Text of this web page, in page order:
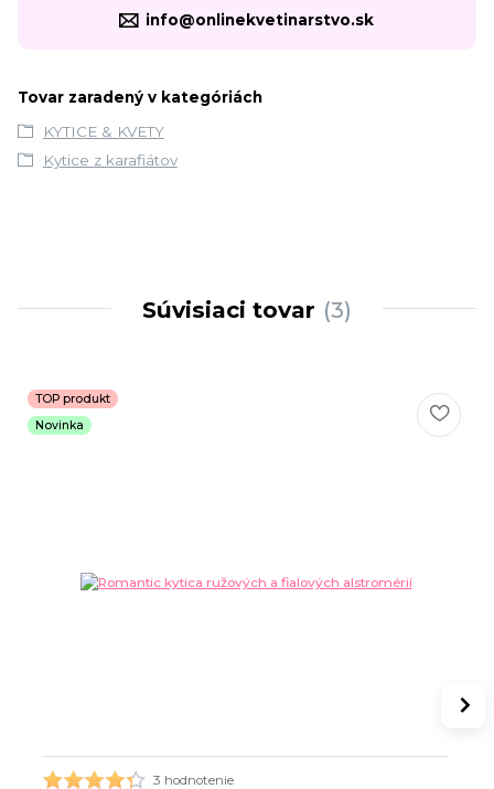
info@onlinekvetinarstvo.sk
Tovar zaradený v kategóriách
KYTICE & KVETY
Kytice z karafiátov
Súvisiaci tovar 3
TOP produkt
Novinka
3 hodnotenie